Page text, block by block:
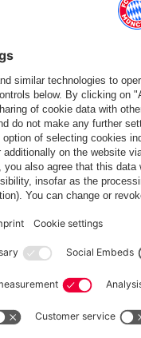
Bambini Trikot Home 26-27
Vuoi rimanere
Globaleper